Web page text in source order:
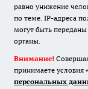
равно унижение
по теме. IP-адреса
могут быть
органы.
Внимание!
принимаете условия
персональных